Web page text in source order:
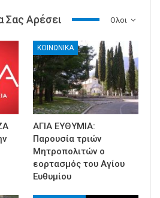
Ολοι
Σας Αρέσει
ΚΟΙΝΩΝΙΚΑ
ΑΓΙΑ ΕΥΘΥΜΙΑ:
Παρουσία τριών
Μητροπολιτών ο
εορτασμός του Αγίου
Ευθυμίου